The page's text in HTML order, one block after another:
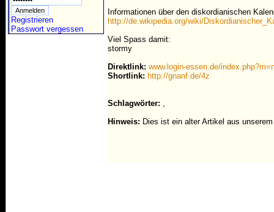
Registrieren
Passwort vergessen
Informationen über den diskordianischen
http://de.wikipedia.org/wiki/
Viel Spass damit:
stormy
Direktlink: www.login-essen.de/
Shortlink: http://gnanf.de/4z
Schlagwörter: ,
Hinweis: Dies ist ein alter Artikel aus unserem